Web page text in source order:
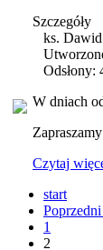
Szczegóły
ks. Dawid
Odsłony:
W dniach
Czytaj
start
1
2